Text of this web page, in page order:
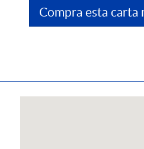
Compra esta carta